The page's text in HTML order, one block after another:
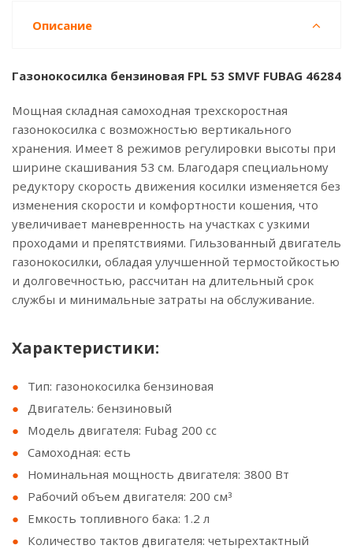
Описание
Газонокосилка бензиновая FPL 53 SMVF FUBAG 46284
Мощная складная самоходная трехскоростная
газонокосилка с возможностью вертикального
хранения. Имеет 8 режимов регулировки высоты при
ширине скашивания 53 см. Благодаря специальному
редуктору скорость движения косилки изменяется без
изменения скорости и комфортности кошения, что
увеличивает маневренность на участках с узкими
проходами и препятствиями. Гильзованный двигатель
газонокосилки, обладая улучшенной термостойкостью
и долговечностью, рассчитан на длительный срок
службы и минимальные затраты на обслуживание.
Характеристики:
Тип: газонокосилка бензиновая
Двигатель: бензиновый
Модель двигателя: Fubag 200 сс
Самоходная: есть
Номинальная мощность двигателя: 3800 Вт
Рабочий объем двигателя: 200 см³
Емкость топливного бака: 1.2 л
Количество тактов двигателя: четырехтактный